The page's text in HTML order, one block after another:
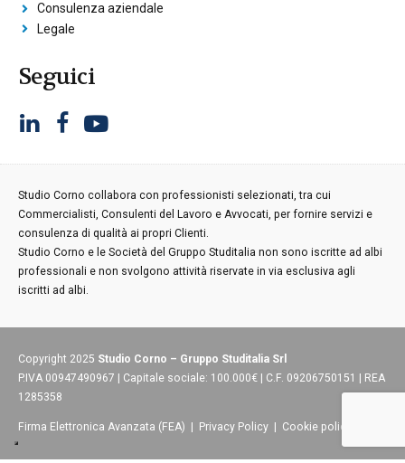
Consulenza aziendale
Legale
Seguici
Studio Corno collabora con professionisti selezionati, tra cui
Commercialisti, Consulenti del Lavoro e Avvocati, per fornire servizi e
consulenza di qualità ai propri Clienti.
Studio Corno e le Società del Gruppo Studitalia non sono iscritte ad albi
professionali e non svolgono attività riservate in via esclusiva agli
iscritti ad albi.
Copyright 2025 Studio Corno – Gruppo Studitalia Srl
P.IVA 00947490967 | Capitale sociale: 100.000€ | C.F. 09206750151 | REA
1285358
Firma Elettronica Avanzata (FEA) Privacy Policy Cookie policy